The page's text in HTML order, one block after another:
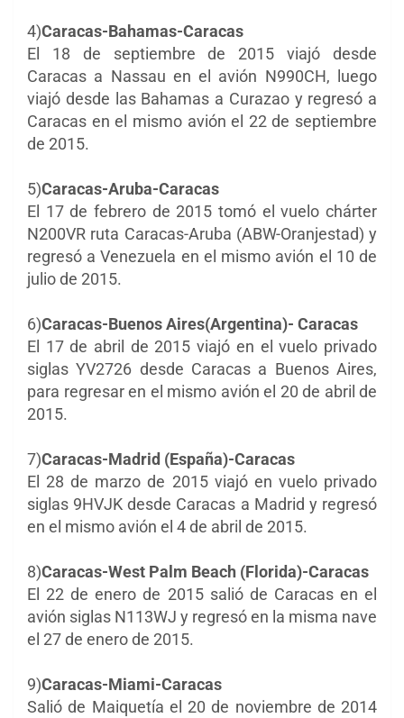
4)Caracas-Bahamas-Caracas
El 18 de septiembre de 2015 viajó desde
Caracas a Nassau en el avión N990CH, luego
viajó desde las Bahamas a Curazao y regresó a
Caracas en el mismo avión el 22 de septiembre
de 2015.
5)Caracas-Aruba-Caracas
El 17 de febrero de 2015 tomó el vuelo chárter
N200VR ruta Caracas-Aruba (ABW-Oranjestad) y
regresó a Venezuela en el mismo avión el 10 de
julio de 2015.
6)Caracas-Buenos Aires(Argentina)- Caracas
El 17 de abril de 2015 viajó en el vuelo privado
siglas YV2726 desde Caracas a Buenos Aires,
para regresar en el mismo avión el 20 de abril de
2015.
7)Caracas-Madrid (España)-Caracas
El 28 de marzo de 2015 viajó en vuelo privado
siglas 9HVJK desde Caracas a Madrid y regresó
en el mismo avión el 4 de abril de 2015.
8)Caracas-West Palm Beach (Florida)-Caracas
El 22 de enero de 2015 salió de Caracas en el
avión siglas N113WJ y regresó en la misma nave
el 27 de enero de 2015.
9)Caracas-Miami-Caracas
Salió de Maiquetía el 20 de noviembre de 2014